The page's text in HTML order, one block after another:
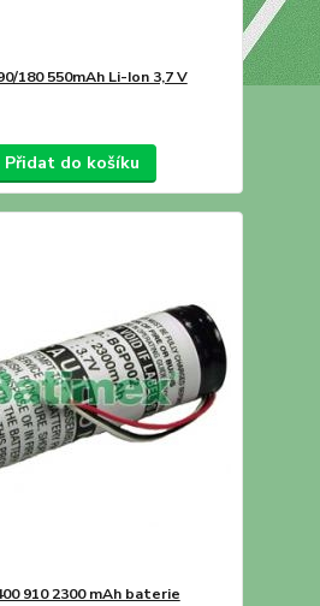
180 550mAh Li-Ion 3,7 V
Přidat do košíku
910 2300 mAh baterie